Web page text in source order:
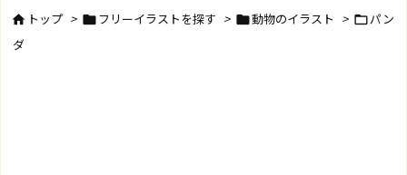

 トップ > フリーイラストを探す > 動物のイラスト > パン
ダ